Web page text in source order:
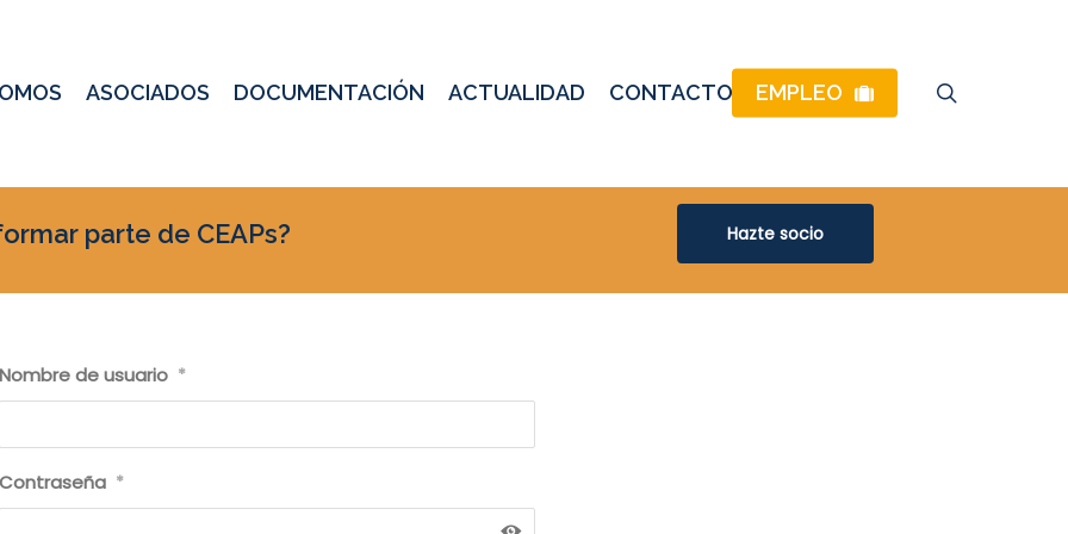
ASOCIADOS DOCUMENTACIÓN ACTUALIDAD CONTACTO EMPLEO
parte de CEAPs? Hazte socio
Nombre de usuario *
Contraseña *